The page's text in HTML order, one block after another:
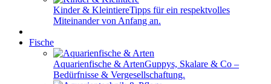
Kinder & KleintiereTipps für ein respektvolles
Miteinander von Anfang an.
Fische
Aquarienfische & ArtenGuppys, Skalare & Co –
Bedürfnisse & Vergesellschaftung.